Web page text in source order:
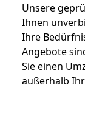
Unsere
Ihnen
Ihre
Angebote
Sie einen
außerhalb